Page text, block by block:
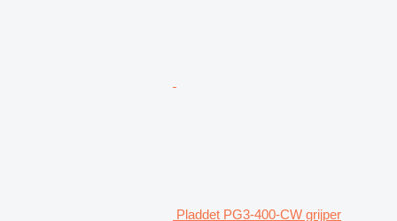
Pladdet PG3-400-CW grijper